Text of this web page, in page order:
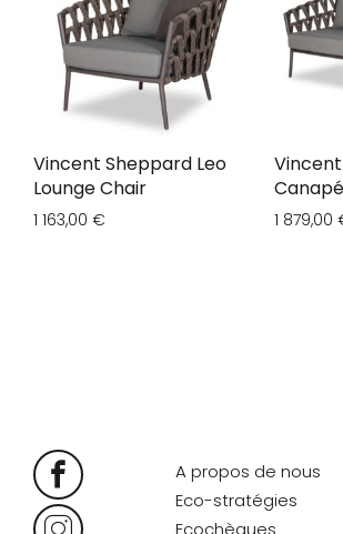
Vincent Sheppard Leo
Lounge Chair
1 163,00 € 1 879,00
A propos de nous
Eco-stratégies
Ecochèques